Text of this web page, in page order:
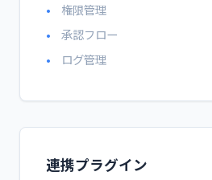
権限管理
承認フロー
ログ管理
連携プラグイン